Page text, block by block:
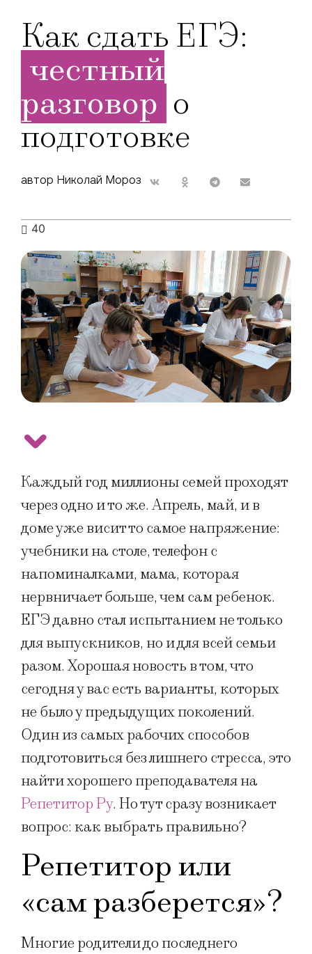
Как сдать ЕГЭ:
честный
разговор о
подготовке
автор Николай Мороз
40
Каждый год миллионы семей проходят
через одно и то же. Апрель, май, и в
доме уже висит то самое напряжение:
учебники на столе, телефон с
напоминалками, мама, которая
нервничает больше, чем сам ребенок.
ЕГЭ давно стал испытанием не только
для выпускников, но и для всей семьи
разом. Хорошая новость в том, что
сегодня у вас есть варианты, которых
не было у предыдущих поколений.
Один из самых рабочих способов
подготовиться без лишнего стресса, это
найти хорошего преподавателя на
Репетитор Ру. Но тут сразу возникает
вопрос: как выбрать правильно?
Репетитор или
«сам разберется»?
Многие родители до последнего